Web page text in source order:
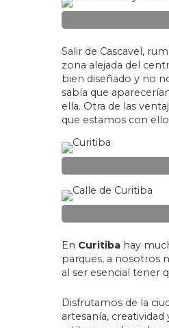
Salir de Cascavel,
zona alejada del
bien diseñado y no
sabía que
ella. Otra de las
que estamos con
En Curitiba hay
parques, a nosotros
al ser esencial tener
Disfrutamos de la
artesanía,